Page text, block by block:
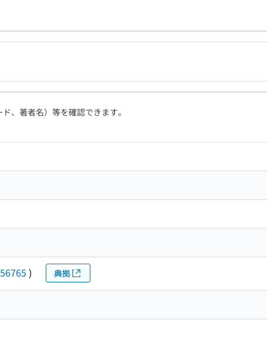
、著者名）等を確認できます。
) 典拠